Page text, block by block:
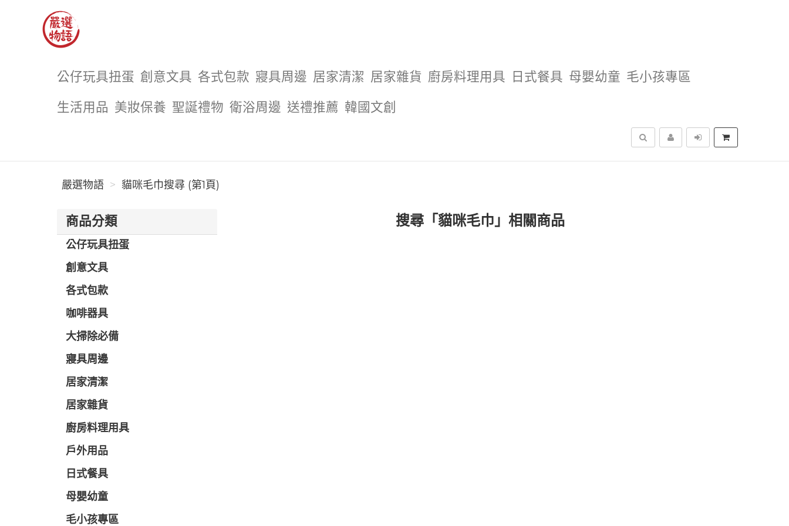
公仔玩具扭蛋 創意文具 各式包款 寢具周邊 居家清潔 居家雜貨 廚房料理用具 日式餐具 母嬰幼童 毛小孩專區
生活用品 美妝保養 聖誕禮物 衛浴周邊 送禮推薦 韓國文創
搜尋
嚴選物語 貓咪毛巾搜尋 (第1頁)
商品分類
公仔玩具扭蛋
創意文具
各式包款
咖啡器具
大掃除必備
寢具周邊
居家清潔
居家雜貨
廚房料理用具
戶外用品
日式餐具
母嬰幼童
毛小孩專區
搜尋「貓咪毛巾」相關商品